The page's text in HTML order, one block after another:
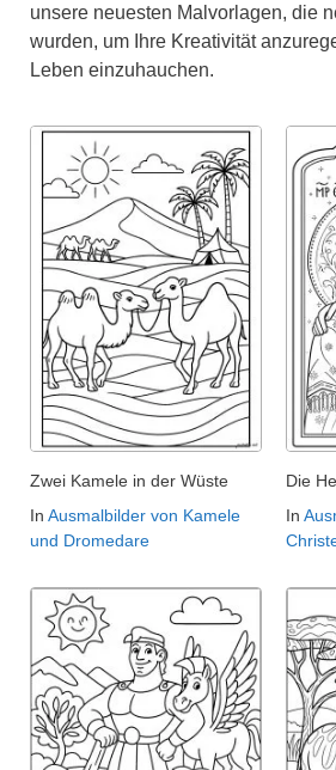
unsere neuesten Malvorlagen, die
wurden, um Ihre Kreativität
Leben einzuhauchen.
Zwei Kamele in der Wüste
In Ausmalbilder von Kamele
und Dromedare
Die
In